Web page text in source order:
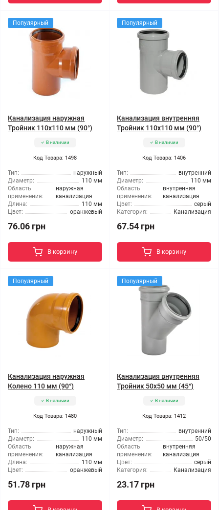
Популярный
Канализация наружная
Тройник 110x110 мм (90°)
В наличии
Код Товара: 1498
Тип:
наружный
Диаметр:
110 мм
Область
применения:
наружная
канализация
Длина:
110 мм
Цвет:
оранжевый
76.06 грн
В корзину
Популярный
Канализация внутренняя
Тройник 110x110 мм (90°)
В наличии
Код Товара: 1406
Тип:
внутренний
Диаметр:
110 мм
Область
применения:
внутренняя
канализация
Цвет:
серый
Категория:
Канализация
67.54 грн
В корзину
Популярный
Канализация наружная
Колено 110 мм (90°)
В наличии
Код Товара: 1480
Тип:
наружный
Диаметр:
110 мм
Область
применения:
наружная
канализация
Длина:
110 мм
Цвет:
оранжевый
51.78 грн
Популярный
Канализация внутренняя
Тройник 50x50 мм (45°)
В наличии
Код Товара: 1412
Тип:
внутренний
Диаметр:
50/50
Область
применения:
внутренняя
канализация
Цвет:
серый
Категория:
Канализация
23.17 грн